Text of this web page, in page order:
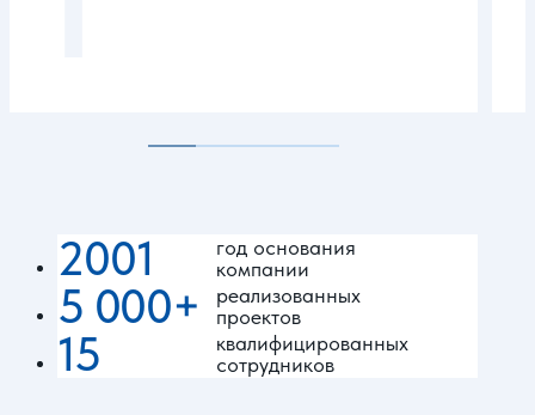
2001
год основания
компании
5 000+
реализованных
проектов
15
квалифицированных
сотрудников